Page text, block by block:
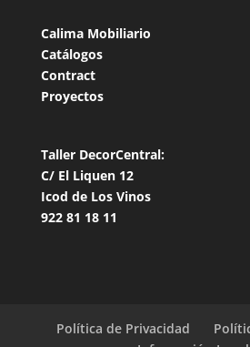
Calima Mobiliario
Catálogos
Contract
Proyectos
Taller DecorCentral:
C/ El Liquen 12
Icod de Los Vinos
922 81 18 11
Política de Privacidad